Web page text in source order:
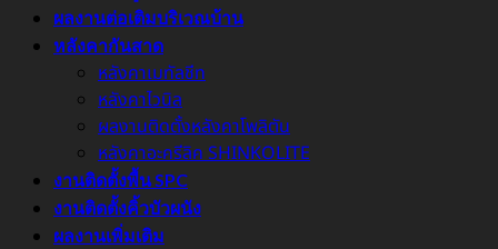
ผลงานต่อเติมบริเวณบ้าน
หลังคากันสาด
หลังคาเมทัลชีท
หลังคาไวนิล
ผลงานติดตั้งหลังคาโพลิตัน
หลังคาอะครีลิค SHINKOLITE
งานติดตั้งพื้น SPC
งานติดตั้งคิ้วบัวผนัง
ผลงานเพิ่มเติม